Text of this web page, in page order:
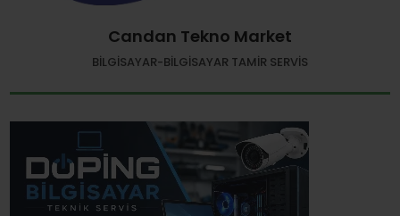
Candan Tekno Market
BILGISAYAR-BILGISAYAR TAMIR SERVIS